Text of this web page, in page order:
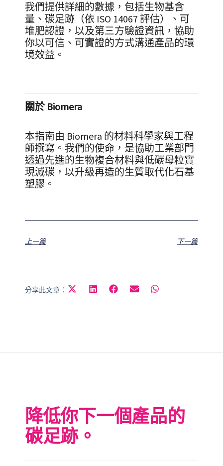
我們提供詳細的數據，包括生物基含
量、碳足跡（依 ISO 14067 評估）、可
堆肥認證，以及第三方驗證資訊，協助
你以可信、可實證的方式溝通產品的環
境效益。
關於 Biomera
本指南由 Biomera 的材料科學家與工程
師撰寫。我們的使命，是協助工業部門
透過先進的生物複合材料與低碳母粒實
現減碳，以升級再造的生質取代化石基
塑膠。
上一篇 下一篇
分享此文章：
降低你下一個產品的
碳足跡。